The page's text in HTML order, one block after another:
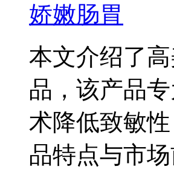
娇嫩肠胃
本文介绍了
品，该产品
术降低致敏
品特点与市场